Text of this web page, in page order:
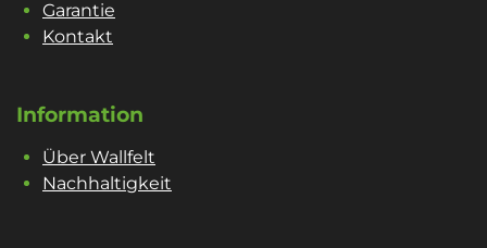
Garantie
Kontakt
Information
Über Wallfelt
Nachhaltigkeit